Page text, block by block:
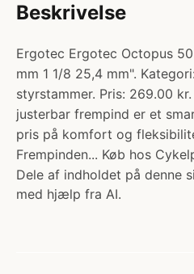
Beskrivelse
Ergotec Ergotec Octopus
mm 1 1/8 25,4 mm".
styrstammer. Pris: 269.00
justerbar frempind er et
pris på komfort og
Frempinden... Køb hos
Dele af indholdet på denne
med hjælp fra AI.